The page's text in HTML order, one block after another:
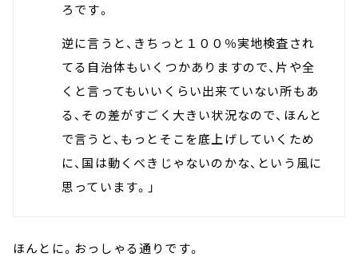
ろです。
逆に言うと、きちっと１００％実地検査され
てる自治体もいくつかありますので、片や全
くと言ってもいいくらい出来ていない所もあ
る、その差がすごく大きい状況なので、ほんと
で言うと、もっとそこを底上げしていくため
に、国は動くべきじゃないのかな、という風に
思っています。」
ほんとに。おっしゃる通りです。